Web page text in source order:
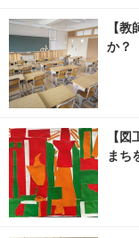
【
か？
【
まち